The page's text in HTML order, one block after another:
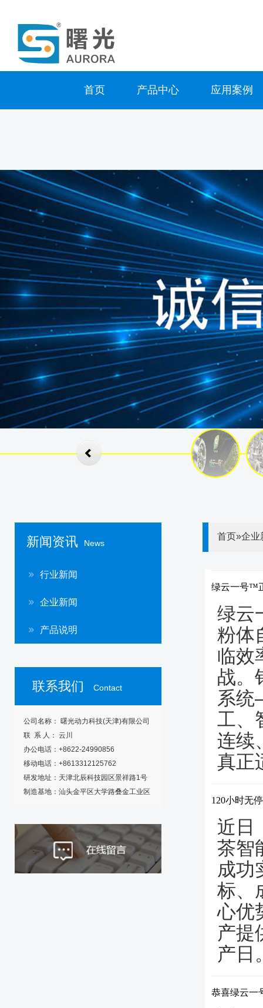
首页 产品中心 应用案例
新闻资讯 News
行业新闻
企业新闻
产品说明
首页»企业
绿云一号™
绿云
粉体
临效
战。
系
工、
连续
真正
120小时无
近日
茶智
成功
标、
心优
产提
产日
恭喜绿云一
联系我们 Contact
公司名称： 曙光动力科技(天津)有限公司
联 系 人： 云川
办公电话：+8622-24990856
移动电话：+8613312125762
研发地址：天津北辰科技园区景祥路1号
制造基地：汕头金平区大学路叠金工业区